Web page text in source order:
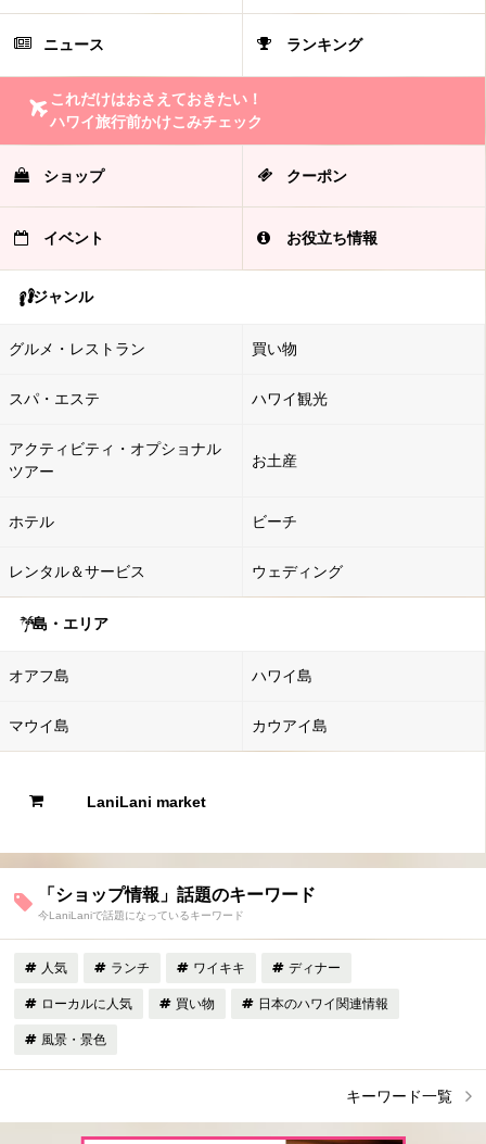
ニュース ランキング
これだけはおさえておきたい！
ハワイ旅行前かけこみチェック
ショップ クーポン
イベント お役立ち情報
ジャンル
グルメ・レストラン 買い物
スパ・エステ ハワイ観光
アクティビティ・オプショナル
ツアー
お土産
ホテル ビーチ
レンタル＆サービス ウェディング
島・エリア
オアフ島 ハワイ島
マウイ島 カウアイ島
LaniLani market
「ショップ情報」話題のキーワード
今LaniLaniで話題になっているキーワード
人気 ランチ ワイキキ ディナー
ローカルに人気 買い物 日本のハワイ関連情報
風景・景色
キーワード一覧